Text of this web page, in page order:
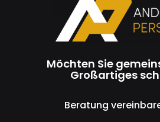
Möchten Sie
Großartiges
Beratung